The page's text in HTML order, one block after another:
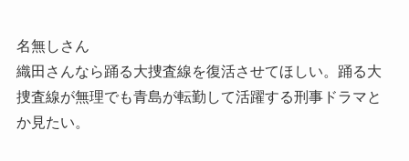
名無しさん
織田さんなら踊る大捜査線を復活させてほしい。踊る大
捜査線が無理でも青島が転勤して活躍する刑事ドラマと
か見たい。